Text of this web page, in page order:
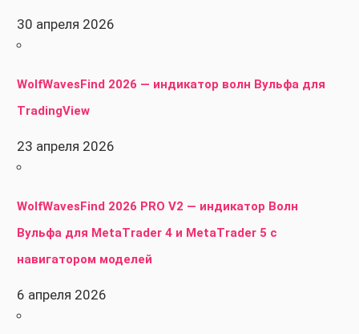
30 апреля 2026
WolfWavesFind 2026 — индикатор волн Вульфа для
TradingView
23 апреля 2026
WolfWavesFind 2026 PRO V2 — индикатор Волн
Вульфа для MetaTrader 4 и MetaTrader 5 с
навигатором моделей
6 апреля 2026